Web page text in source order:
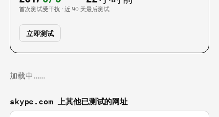
首次测试受干扰 · 近 90 天最后测试
立即测试
加载中……
skype.com 上其他已测试的网址